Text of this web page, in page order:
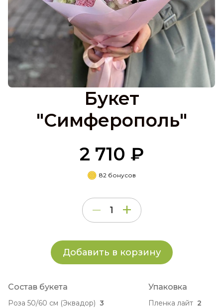
Букет
"Симферополь"
2 710 ₽
82 бонусов
Добавить в корзину
Состав букета
Роза 50/60 см (Эквадор) 3
Упаковка
Пленка лайт 2